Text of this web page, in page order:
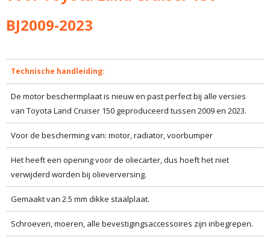
BJ2009-2023
Technische handleiding:
De motor beschermplaat is nieuw en past perfect bij alle versies
van Toyota Land Cruiser 150 geproduceerd tussen 2009 en 2023.
Voor de bescherming van: motor, radiator, voorbumper
Het heeft een opening voor de oliecarter, dus hoeft het niet
verwijderd worden bij olieverversing.
Gemaakt van 2.5 mm dikke staalplaat.
Schroeven, moeren, alle bevestigingsaccessoires zijn inbegrepen.